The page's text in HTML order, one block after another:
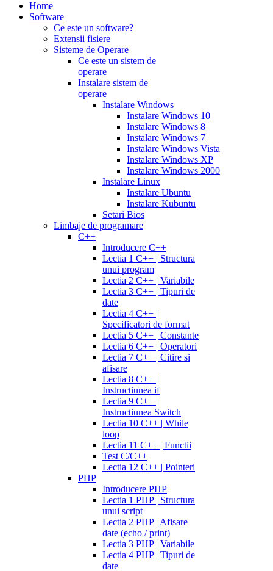
Home
Software
Ce este un software?
Extensii fisiere
Sisteme de Operare
Ce este un sistem de
operare
Instalare sistem de
operare
Instalare Windows
Instalare Windows 10
Instalare Windows 8
Instalare Windows 7
Instalare Windows Vista
Instalare Windows XP
Instalare Windows 2000
Instalare Linux
Instalare Ubuntu
Instalare Kubuntu
Setari Bios
Limbaje de programare
C++
Introducere C++
Lectia 1 C++ | Structura
unui program
Lectia 2 C++ | Variabile
Lectia 3 C++ | Tipuri de
date
Lectia 4 C++ |
Specificatori de format
Lectia 5 C++ | Constante
Lectia 6 C++ | Operatori
Lectia 7 C++ | Citire si
afisare
Lectia 8 C++ |
Instructiunea if
Lectia 9 C++ |
Instructiunea Switch
Lectia 10 C++ | While
loop
Lectia 11 C++ | Functii
Test C/C++
Lectia 12 C++ | Pointeri
PHP
Introducere PHP
Lectia 1 PHP | Structura
unui script
Lectia 2 PHP | Afisare
date (echo / print)
Lectia 3 PHP | Variabile
Lectia 4 PHP | Tipuri de
date